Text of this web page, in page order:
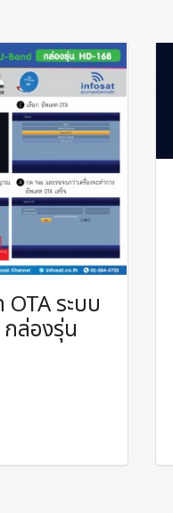
OTA ระบบ
ล่องรุ่น